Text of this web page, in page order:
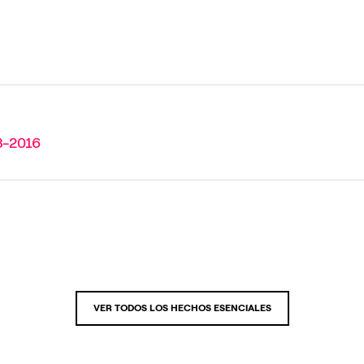
2016
VER TODOS LOS HECHOS ESENCIALES